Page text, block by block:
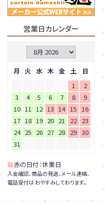
営業日カレンダー
月 火 水 木 金 土
日
1
2
3
4 5 6 7 8
9
10 11 12 13 14 15
16
17 18 19 20 21 22 23
24 25 26 27 28 29 30
31
■赤の日付：休業日
入金確認、商品の発送、メール連絡、
電話受付は おやすみしております。